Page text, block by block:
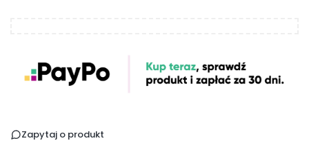
Zapytaj o produkt